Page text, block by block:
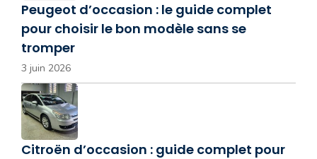
Peugeot d’occasion : le guide complet
pour choisir le bon modèle sans se
tromper
3 juin 2026
Citroën d’occasion : guide complet pour